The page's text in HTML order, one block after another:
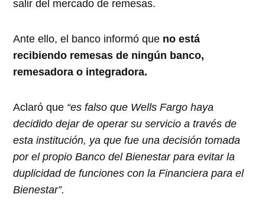
salir del mercado de remesas.
Ante ello, el banco informó que no está
recibiendo remesas de ningún banco,
remesadora o integradora.
Aclaró que “es falso que Wells Fargo haya
decidido dejar de operar su servicio a través de
esta institución, ya que fue una decisión tomada
por el propio Banco del Bienestar para evitar la
duplicidad de funciones con la Financiera para el
Bienestar”.